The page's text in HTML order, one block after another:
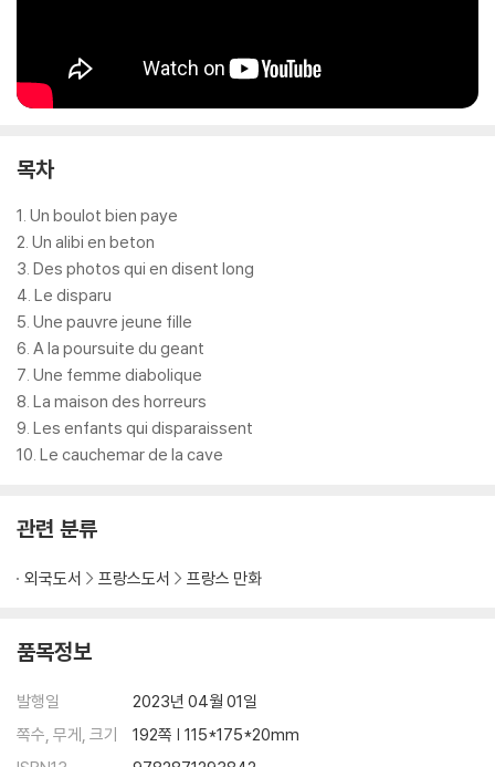
목차
1. Un boulot bien paye
2. Un alibi en beton
3. Des photos qui en disent long
4. Le disparu
5. Une pauvre jeune fille
6. A la poursuite du geant
7. Une femme diabolique
8. La maison des horreurs
9. Les enfants qui disparaissent
10. Le cauchemar de la cave
관련 분류
외국도서 프랑스도서 프랑스 만화
품목정보
발행일
2023년 04월 01일
쪽수, 무게, 크기
192쪽 | 115*175*20mm